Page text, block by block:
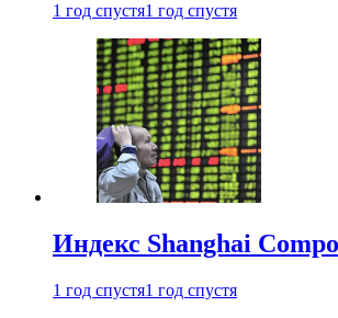
1 год спустя1 год спустя
Индекс Shanghai
1 год спустя1 год спустя